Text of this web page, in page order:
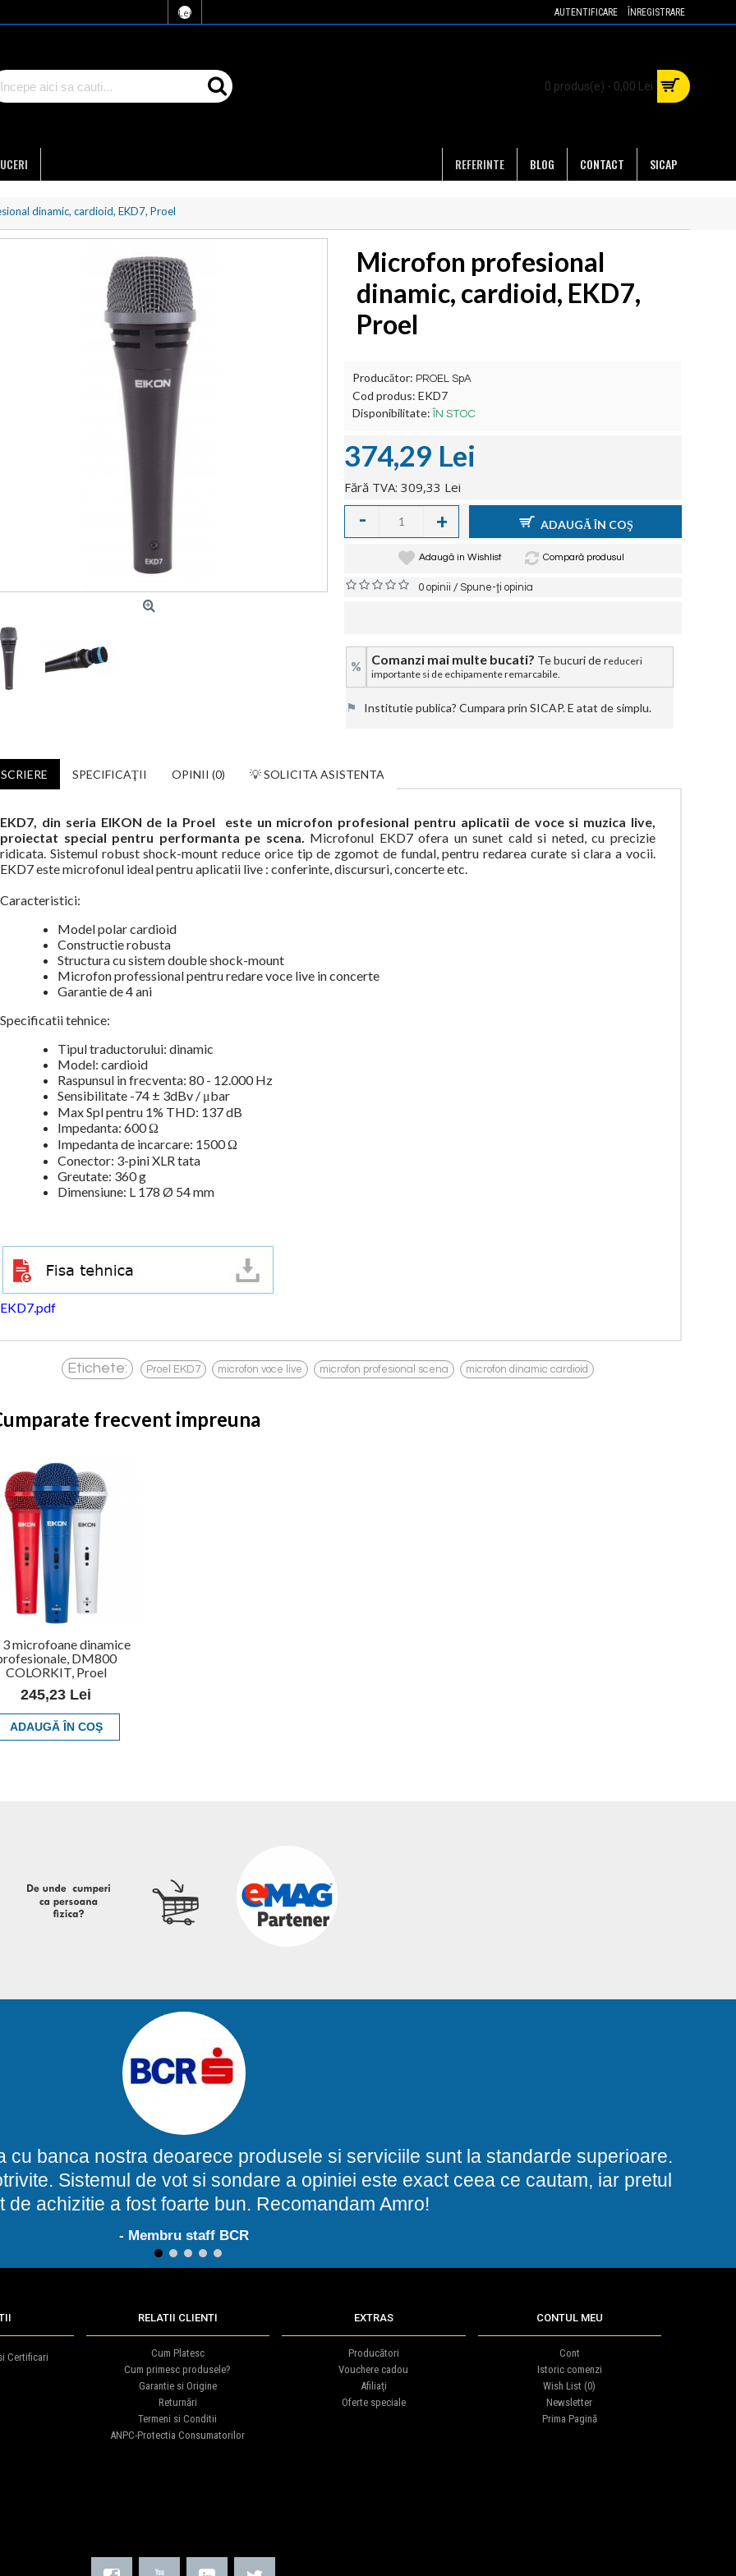
Lei AUTENTIFICARE ÎNREGISTRARE
0 produs(e) - 0,00 Lei
SICAP
CONTACT
BLOG
REFERINTE
dinamic, cardioid, EKD7, Proel
Microfon profesional
dinamic, cardioid, EKD7,
Proel
Producător: PROEL SpA
Cod produs: EKD7
Disponibilitate: ÎN STOC
374,29 Lei
Fără TVA: 309,33 Lei
- + ADAUGĂ ÎN COŞ
Adaugă in Wishlist Compară produsul
0 opinii /Spune-ţi opinia
% Comanzi mai multe bucati? Te bucuri de reduceri
importante si de echipamente remarcabile.
⚑ Institutie publica? Cumpara prin SICAP. E atat de simplu.
SPECIFICAŢII OPINII (0) 💡 SOLICITA ASISTENTA
EKD7, din seria EIKON de la Proel
este un microfon profesional pentru aplicatii de voce si muzica live,
proiectat special pentru performanta pe scena. Microfonul EKD7 ofera un sunet cald si neted, cu precizie
ridicata. Sistemul robust shock-mount reduce orice tip de zgomot de fundal, pentru redarea curate si clara a vocii.
EKD7 este microfonul ideal pentru aplicatii live : conferinte, discursuri, concerte etc.
Caracteristici:
Model polar cardioid
Constructie robusta
Structura cu sistem double shock-mount
Microfon professional pentru redare voce live in concerte
Garantie de 4 ani
Specificatii tehnice:
Tipul traductorului: dinamic
Model: cardioid
Raspunsul in frecventa: 80 - 12.000 Hz
Sensibilitate -74 ± 3dBv / μbar
Max Spl pentru 1% THD: 137 dB
Impedanta: 600 Ω
Impedanta de incarcare: 1500 Ω
Conector: 3-pini XLR tata
Greutate: 360 g
Dimensiune: L 178 Ø 54 mm
EKD7.pdf
Etichete: Proel EKD7 microfon voce live microfon profesional scena microfon dinamic cardioid
frecvent impreuna
3 microfoane dinamice
DM800
COLORKIT, Proel
245,23 Lei
ADAUGĂ ÎN COŞ
cu banca nostra deoarece produsele si serviciile sunt la standarde superioare.
Sistemul de vot si sondare a opiniei este exact ceea ce cautam, iar pretul
de achizitie a fost foarte bun. Recomandam Amro!
- Membru staff BCR
1 2 3 4 5
Certificari
RELATII CLIENTI
Cum Platesc
Cum primesc produsele?
Garantie si Origine
Returnări
Termeni si Conditii
ANPC-Protectia Consumatorilor
EXTRAS
Producători
Vouchere cadou
Afiliaţi
Oferte speciale
CONTUL MEU
Cont
Istoric comenzi
Wish List (0)
Newsletter
Prima Pagină